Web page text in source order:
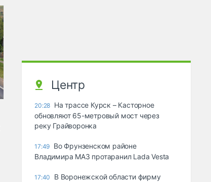
Центр
20:28 На трассе Курск – Касторное
обновляют 65-метровый мост через
реку Грайворонка
17:49 Во Фрунзенском районе
Владимира МАЗ протаранил Lada Vesta
17:40
В Воронежской области фирму